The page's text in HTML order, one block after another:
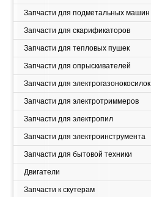
Запчасти для подметальных машин
Запчасти для скарификаторов
Запчасти для тепловых пушек
Запчасти для опрыскивателей
Запчасти для электрогазонокосилок
Запчасти для электротриммеров
Запчасти для электропил
Запчасти для электроинструмента
Запчасти для бытовой техники
Двигатели
Запчасти к скутерам